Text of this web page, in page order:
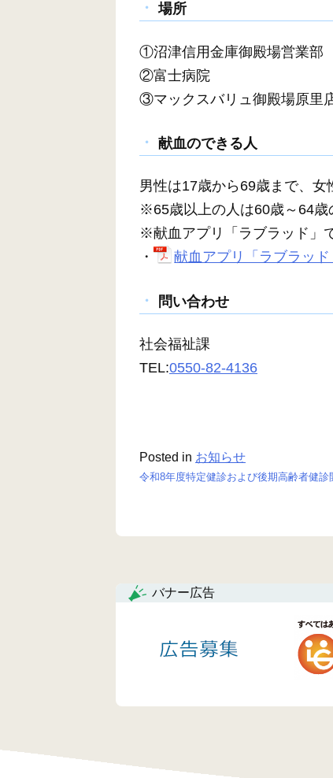
場所
①沼津信用金庫御殿場営業部
②富士病院
③マックスバリュ御殿場原里
献血のできる人
男性は17歳から69歳まで、
※65歳以上の人は60歳～64歳
※献血アプリ「ラブラッド」
・
献血アプリ「ラブラッ
問い合わせ
社会福祉課
TEL:0550-82-4136
Posted in お知らせ
ョ
令和8年度特定健診および後期高齢者健診
バナー広告